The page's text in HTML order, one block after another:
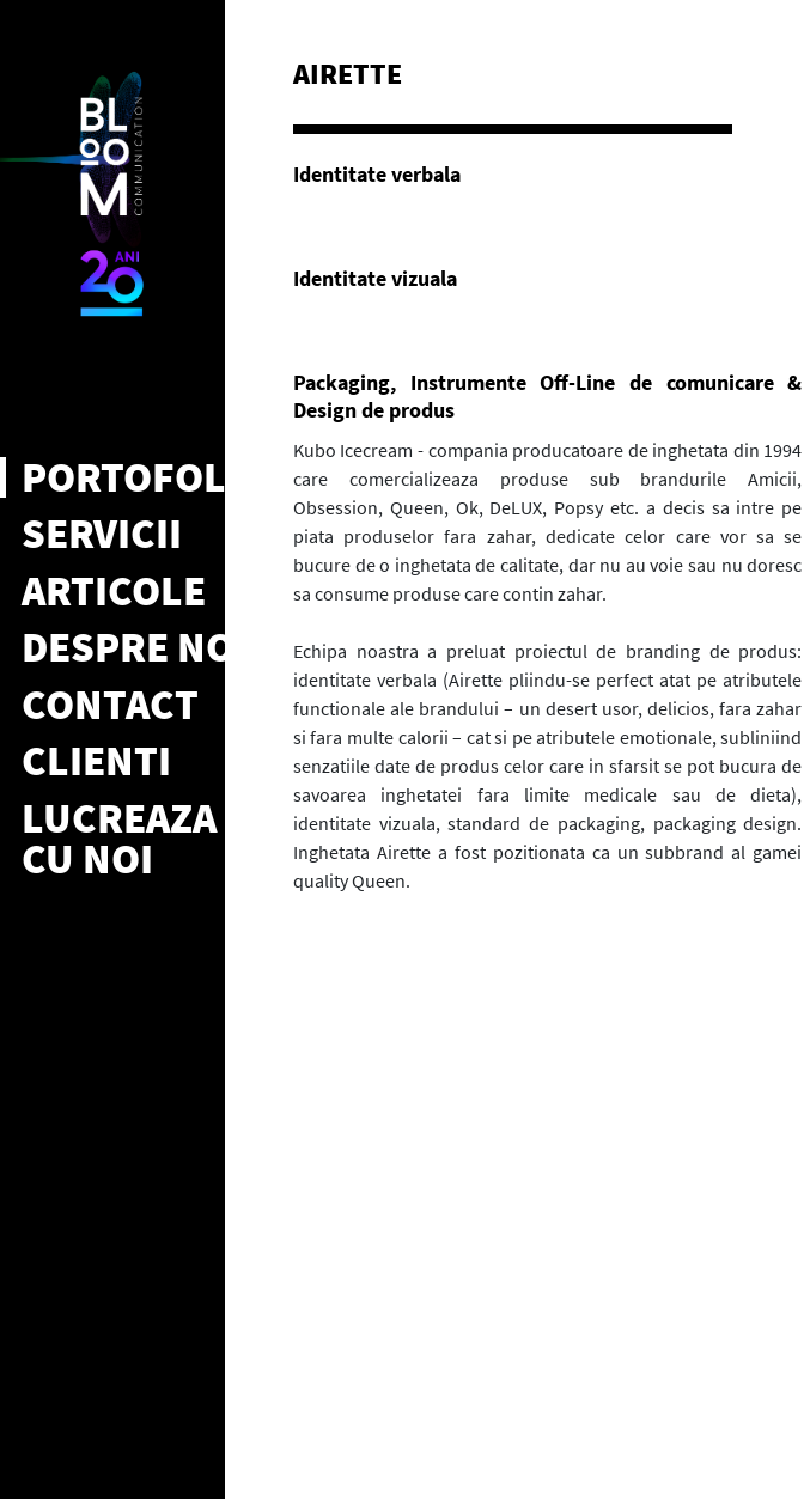
PORTOFOLIU
SERVICII
ARTICOLE
DESPRE NOI
CONTACT
CLIENTI
LUCREAZA
CU NOI
AIRETTE
Identitate verbala
Identitate vizuala
Packaging, Instrumente Off-Line de comunicare &
Design de produs
Kubo Icecream - compania producatoare de inghetata din 1994
care comercializeaza produse sub brandurile Amicii,
Obsession, Queen, Ok, DeLUX, Popsy etc. a decis sa intre pe
piata produselor fara zahar, dedicate celor care vor sa se
bucure de o inghetata de calitate, dar nu au voie sau nu doresc
sa consume produse care contin zahar.
Echipa noastra a preluat proiectul de branding de produs:
identitate verbala (Airette pliindu-se perfect atat pe atributele
functionale ale brandului – un desert usor, delicios, fara zahar
si fara multe calorii – cat si pe atributele emotionale, subliniind
senzatiile date de produs celor care in sfarsit se pot bucura de
savoarea inghetatei fara limite medicale sau de dieta),
identitate vizuala, standard de packaging, packaging design.
Inghetata Airette a fost pozitionata ca un subbrand al gamei
quality Queen.